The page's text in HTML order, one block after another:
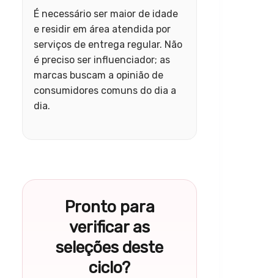
É necessário ser maior de idade
e residir em área atendida por
serviços de entrega regular. Não
é preciso ser influenciador; as
marcas buscam a opinião de
consumidores comuns do dia a
dia.
Pronto para
verificar as
seleções deste
ciclo?